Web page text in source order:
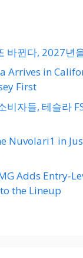
바뀐다, 2027년
Arrives in
First
비자들, 테슬라
Nuvolari1 in
Adds Entry-
the Lineup